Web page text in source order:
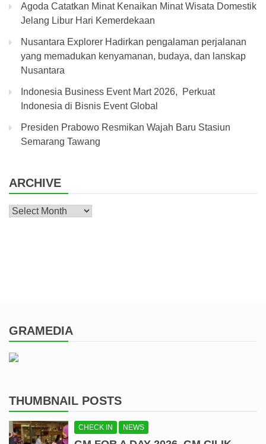
Agoda Catatkan Minat Kenaikan Minat Wisata Domestik
Jelang Libur Hari Kemerdekaan
Nusantara Explorer Hadirkan pengalaman perjalanan
yang memadukan kenyamanan, budaya, dan lanskap
Nusantara
Indonesia Business Event Mart 2026, Perkuat
Indonesia di Bisnis Event Global
Presiden Prabowo Resmikan Wajah Baru Stasiun
Semarang Tawang
ARCHIVE
Archive
GRAMEDIA
THUMBNAIL POSTS
CHECK IN NEWS